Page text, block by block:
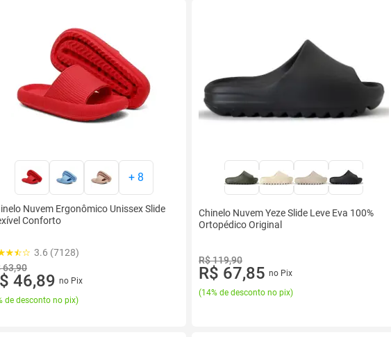
+ 8
Nuvem Ergonômico Unissex Slide
Conforto
3.6 (7128)
63,90
46,89 no Pix
de desconto no pix)
Chinelo Nuvem Yeze Slide Leve Eva 100%
Ortopédico Original
R$ 119,90
R$ 67,85 no Pix
(14% de desconto no pix)